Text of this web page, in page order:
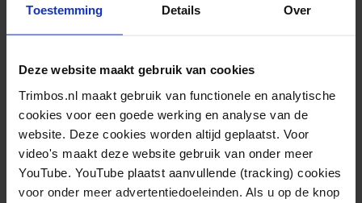
Toestemming Details Over
Deze website maakt gebruik van cookies
Trimbos.nl maakt gebruik van functionele en analytische
cookies voor een goede werking en analyse van de
website. Deze cookies worden altijd geplaatst. Voor
video's maakt deze website gebruik van onder meer
YouTube. YouTube plaatst aanvullende (tracking) cookies
voor onder meer advertentiedoeleinden. Als u op de knop
De toolkit is te vinden opwww.huisarts-emh.nl
In het recent uitgebrachte NHG/LHV Standpunt GGZ
in de huisartsenzorg is aangegeven dat e-mental-
health een aanvulling kan zijn op de begeleiding en
behandeling van patiënten met psychische
problemen, mits het digitale programma is ingebed
in een relatie met huisarts of POH-GGZ en passend